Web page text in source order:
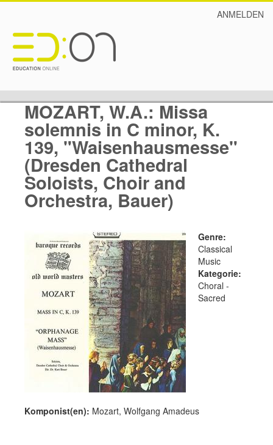
ANMELDEN
MOZART, W.A.: Missa
solemnis in C minor, K.
139, "Waisenhausmesse"
(Dresden Cathedral
Soloists, Choir and
Orchestra, Bauer)
Genre:
Classical
Music
Kategorie:
Choral -
Sacred
Komponist(en): Mozart, Wolfgang Amadeus